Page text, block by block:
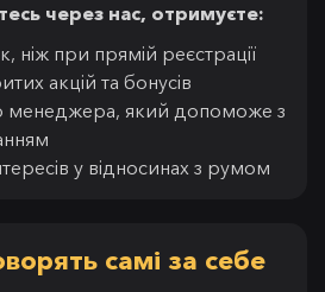
через нас, отримуєте:
при прямій реєстрації
акцій та бонусів
менеджера, який допоможе з
у відносинах з румом
самі за себе